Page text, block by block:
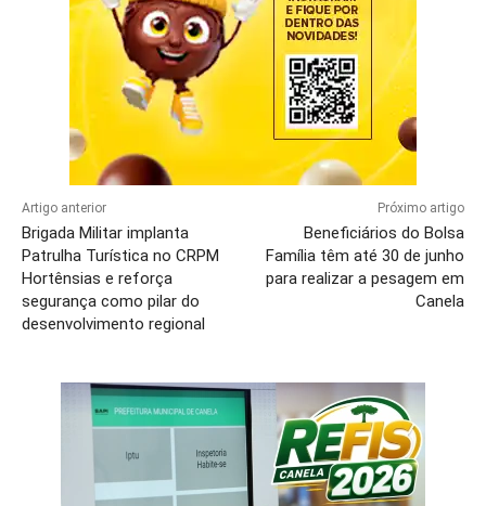
Artigo anterior
Brigada Militar implanta
Patrulha Turística no CRPM
Hortênsias e reforça
segurança como pilar do
desenvolvimento regional
Próximo artigo
Beneficiários do Bolsa
Família têm até 30 de junho
para realizar a pesagem em
Canela